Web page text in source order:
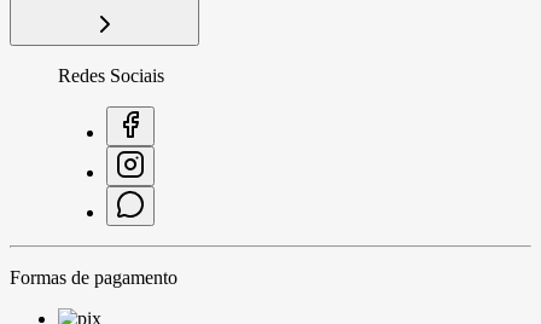
Redes Sociais
Formas de pagamento